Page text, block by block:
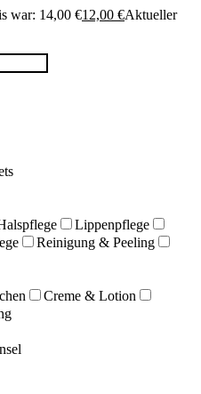
war: 14,00 €12,00 €Aktueller
Lippenpflege
Reinigung & Peeling
Creme & Lotion